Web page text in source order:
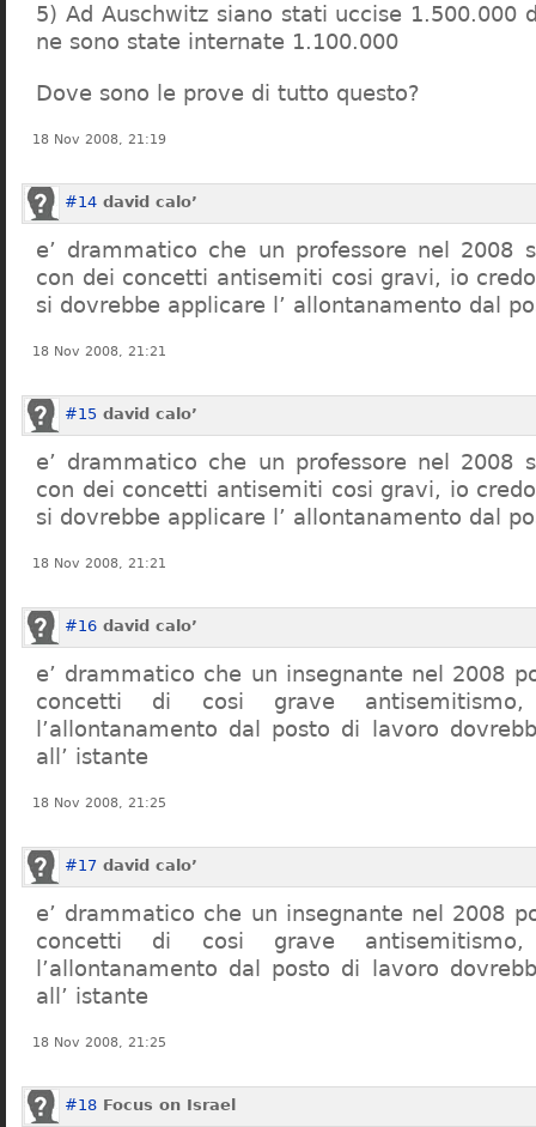
5) Ad Auschwitz siano stati uccise 1.500.000
ne sono state internate 1.100.000
Dove sono le prove di tutto questo?
18 Nov 2008, 21:19
#14 david calo’
e’ drammatico che un professore nel 2008
con dei concetti antisemiti cosi gravi, io
si dovrebbe applicare l’ allontanamento dal
18 Nov 2008, 21:21
#15 david calo’
e’ drammatico che un professore nel 2008
con dei concetti antisemiti cosi gravi, io
si dovrebbe applicare l’ allontanamento dal
18 Nov 2008, 21:21
#16 david calo’
e’ drammatico che un insegnante nel 2008
concetti di cosi grave
l’allontanamento dal posto di lavoro
all’ istante
18 Nov 2008, 21:25
#17 david calo’
e’ drammatico che un insegnante nel 2008
concetti di cosi grave
l’allontanamento dal posto di lavoro
all’ istante
18 Nov 2008, 21:25
#18 Focus on Israel